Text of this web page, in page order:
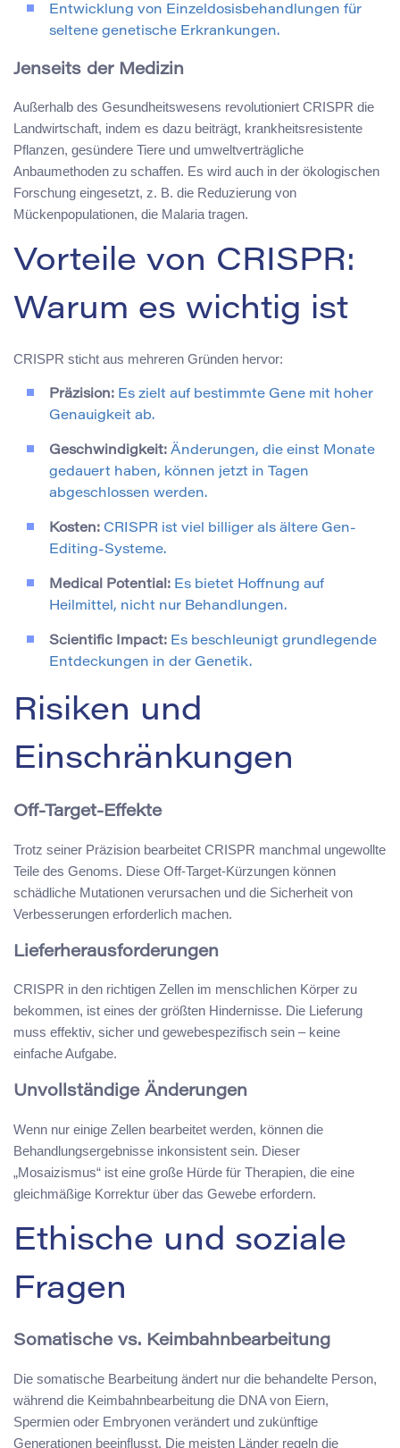
Entwicklung von Einzeldosisbehandlungen für
seltene genetische Erkrankungen.
Jenseits der Medizin
Außerhalb des Gesundheitswesens revolutioniert CRISPR die
Landwirtschaft, indem es dazu beiträgt, krankheitsresistente
Pflanzen, gesündere Tiere und umweltverträgliche
Anbaumethoden zu schaffen. Es wird auch in der ökologischen
Forschung eingesetzt, z. B. die Reduzierung von
Mückenpopulationen, die Malaria tragen.
Vorteile von CRISPR:
Warum es wichtig ist
CRISPR sticht aus mehreren Gründen hervor:
Präzision: Es zielt auf bestimmte Gene mit hoher
Genauigkeit ab.
Geschwindigkeit: Änderungen, die einst Monate
gedauert haben, können jetzt in Tagen
abgeschlossen werden.
Kosten: CRISPR ist viel billiger als ältere Gen-
Editing-Systeme.
Medical Potential: Es bietet Hoffnung auf
Heilmittel, nicht nur Behandlungen.
Scientific Impact: Es beschleunigt grundlegende
Entdeckungen in der Genetik.
Risiken und
Einschränkungen
Off-Target-Effekte
Trotz seiner Präzision bearbeitet CRISPR manchmal ungewollte
Teile des Genoms. Diese Off-Target-Kürzungen können
schädliche Mutationen verursachen und die Sicherheit von
Verbesserungen erforderlich machen.
Lieferherausforderungen
CRISPR in den richtigen Zellen im menschlichen Körper zu
bekommen, ist eines der größten Hindernisse. Die Lieferung
muss effektiv, sicher und gewebespezifisch sein – keine
einfache Aufgabe.
Unvollständige Änderungen
Wenn nur einige Zellen bearbeitet werden, können die
Behandlungsergebnisse inkonsistent sein. Dieser
„Mosaizismus“ ist eine große Hürde für Therapien, die eine
gleichmäßige Korrektur über das Gewebe erfordern.
Ethische und soziale
Fragen
Somatische vs. Keimbahnbearbeitung
Die somatische Bearbeitung ändert nur die behandelte Person,
während die Keimbahnbearbeitung die DNA von Eiern,
Spermien oder Embryonen verändert und zukünftige
Generationen beeinflusst. Die meisten Länder regeln die